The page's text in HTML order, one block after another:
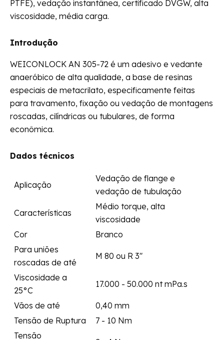
PTFE), vedação instantânea, certificado DVGW, alta
viscosidade, média carga.
Introdução
WEICONLOCK AN 305-72 é um adesivo e vedante
anaeróbico de alta qualidade, a base de resinas
especiais de metacrilato, especificamente feitas
para travamento, fixação ou vedação de montagens
roscadas, cilíndricas ou tubulares, de forma
econômica.
Dados técnicos
Aplicação
Vedação de flange e
vedação de tubulação
Características
Médio torque, alta
viscosidade
Cor
Branco
Para uniões
roscadas de até
M 80 ou R 3"
Viscosidade a
25°C
17.000 - 50.000 nt mPa.s
Vãos de até
0,40 mm
Tensão de Ruptura
7 - 10 Nm
Tensão